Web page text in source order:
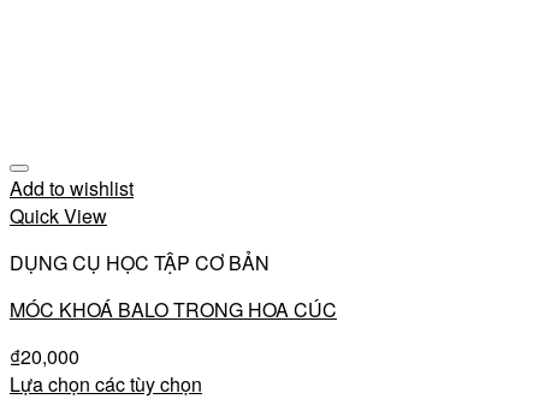
Add to wishlist
Quick View
DỤNG CỤ HỌC TẬP CƠ BẢN
MÓC KHOÁ BALO TRONG HOA CÚC
₫20,000
Lựa chọn các tùy chọn